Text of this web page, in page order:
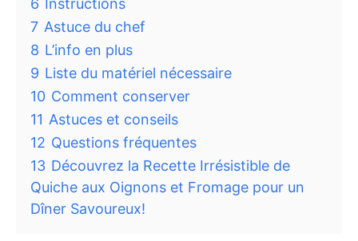
6 Instructions
7 Astuce du chef
8 L’info en plus
9 Liste du matériel nécessaire
10 Comment conserver
11 Astuces et conseils
12 Questions fréquentes
13 Découvrez la Recette Irrésistible de
Quiche aux Oignons et Fromage pour un
Dîner Savoureux!